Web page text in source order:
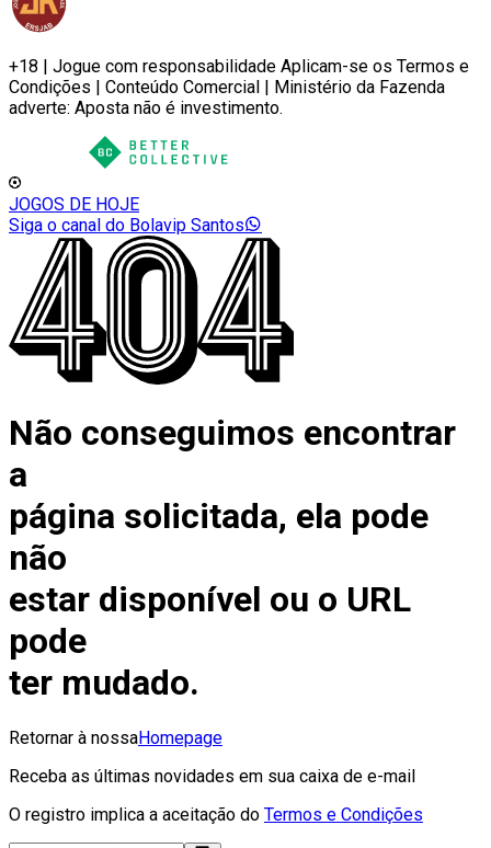
+18 | Jogue com responsabilidade Aplicam-se os Termos e
Condições | Conteúdo Comercial | Ministério da Fazenda
adverte: Aposta não é investimento.
JOGOS DE HOJE
Siga o canal do Bolavip Santos
Não conseguimos encontrar
a
página solicitada, ela pode
não
estar disponível ou o URL
pode
ter mudado.
Retornar à nossaHomepage
Receba as últimas novidades em sua caixa de e-mail
O registro implica a aceitação do Termos e Condições